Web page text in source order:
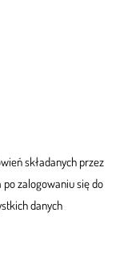
składanych przez
zalogowaniu się do
danych